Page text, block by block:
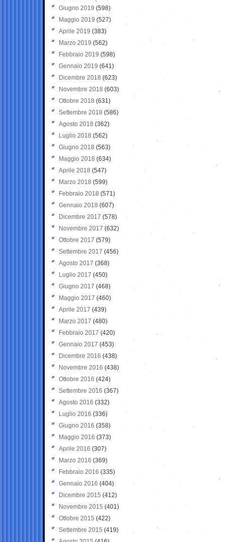
Giugno 2019 (598)
Maggio 2019 (527)
Aprile 2019 (383)
Marzo 2019 (562)
Febbraio 2019 (598)
Gennaio 2019 (641)
Dicembre 2018 (623)
Novembre 2018 (603)
Ottobre 2018 (631)
Settembre 2018 (586)
Agosto 2018 (362)
Luglio 2018 (562)
Giugno 2018 (563)
Maggio 2018 (634)
Aprile 2018 (547)
Marzo 2018 (599)
Febbraio 2018 (571)
Gennaio 2018 (607)
Dicembre 2017 (578)
Novembre 2017 (632)
Ottobre 2017 (579)
Settembre 2017 (456)
Agosto 2017 (368)
Luglio 2017 (450)
Giugno 2017 (468)
Maggio 2017 (460)
Aprile 2017 (439)
Marzo 2017 (480)
Febbraio 2017 (420)
Gennaio 2017 (453)
Dicembre 2016 (438)
Novembre 2016 (438)
Ottobre 2016 (424)
Settembre 2016 (367)
Agosto 2016 (332)
Luglio 2016 (336)
Giugno 2016 (358)
Maggio 2016 (373)
Aprile 2016 (307)
Marzo 2016 (369)
Febbraio 2016 (335)
Gennaio 2016 (404)
Dicembre 2015 (412)
Novembre 2015 (401)
Ottobre 2015 (422)
Settembre 2015 (419)